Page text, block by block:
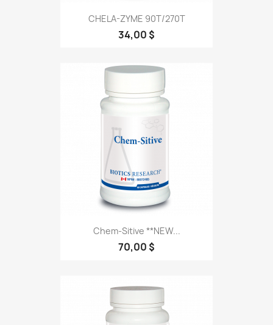
CHELA-ZYME 90T/270T
34,00 $
Chem-Sitive **NEW...
70,00 $